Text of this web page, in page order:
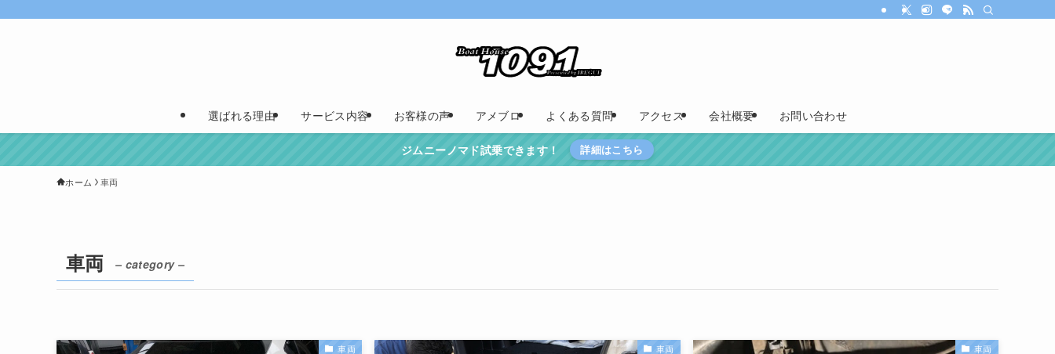
選ばれる理由 サービス内容 お客様の声 アメブロ よくある質問 アクセス 会社概要 お問い合わせ
ジムニーノマド試乗できます！ 詳細はこちら
ホーム 車両
車両 – category –
車両 車両 車両